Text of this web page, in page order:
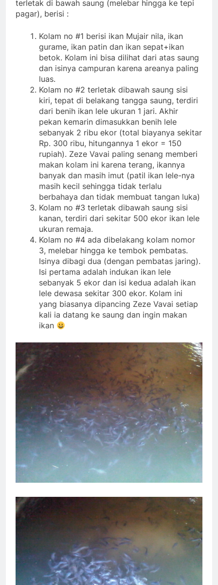
terletak di bawah saung (melebar hingga ke tepi
pagar), berisi :
Kolam no #1 berisi ikan Mujair nila, ikan
gurame, ikan patin dan ikan sepat+ikan
betok. Kolam ini bisa dilihat dari atas saung
dan isinya campuran karena areanya paling
luas.
Kolam no #2 terletak dibawah saung sisi
kiri, tepat di belakang tangga saung, terdiri
dari benih ikan lele ukuran 1 jari. Akhir
pekan kemarin dimasukkan benih lele
sebanyak 2 ribu ekor (total biayanya sekitar
Rp. 300 ribu, hitungannya 1 ekor = 150
rupiah). Zeze Vavai paling senang memberi
makan kolam ini karena terang, ikannya
banyak dan masih imut (patil ikan lele-nya
masih kecil sehingga tidak terlalu
berbahaya dan tidak membuat tangan luka)
Kolam no #3 terletak dibawah saung sisi
kanan, terdiri dari sekitar 500 ekor ikan lele
ukuran remaja.
Kolam no #4 ada dibelakang kolam nomor
3, melebar hingga ke tembok pembatas.
Isinya dibagi dua (dengan pembatas jaring).
Isi pertama adalah indukan ikan lele
sebanyak 5 ekor dan isi kedua adalah ikan
lele dewasa sekitar 300 ekor. Kolam ini
yang biasanya dipancing Zeze Vavai setiap
kali ia datang ke saung dan ingin makan
ikan